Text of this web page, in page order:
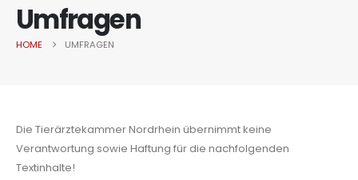
Umfragen
HOME UMFRAGEN
Die Tierärztekammer Nordrhein übernimmt keine
Verantwortung sowie Haftung für die nachfolgenden
Textinhalte!